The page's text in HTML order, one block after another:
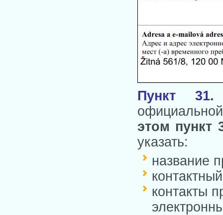
Пункт 31.
этом пункт
указать:
название
контакты